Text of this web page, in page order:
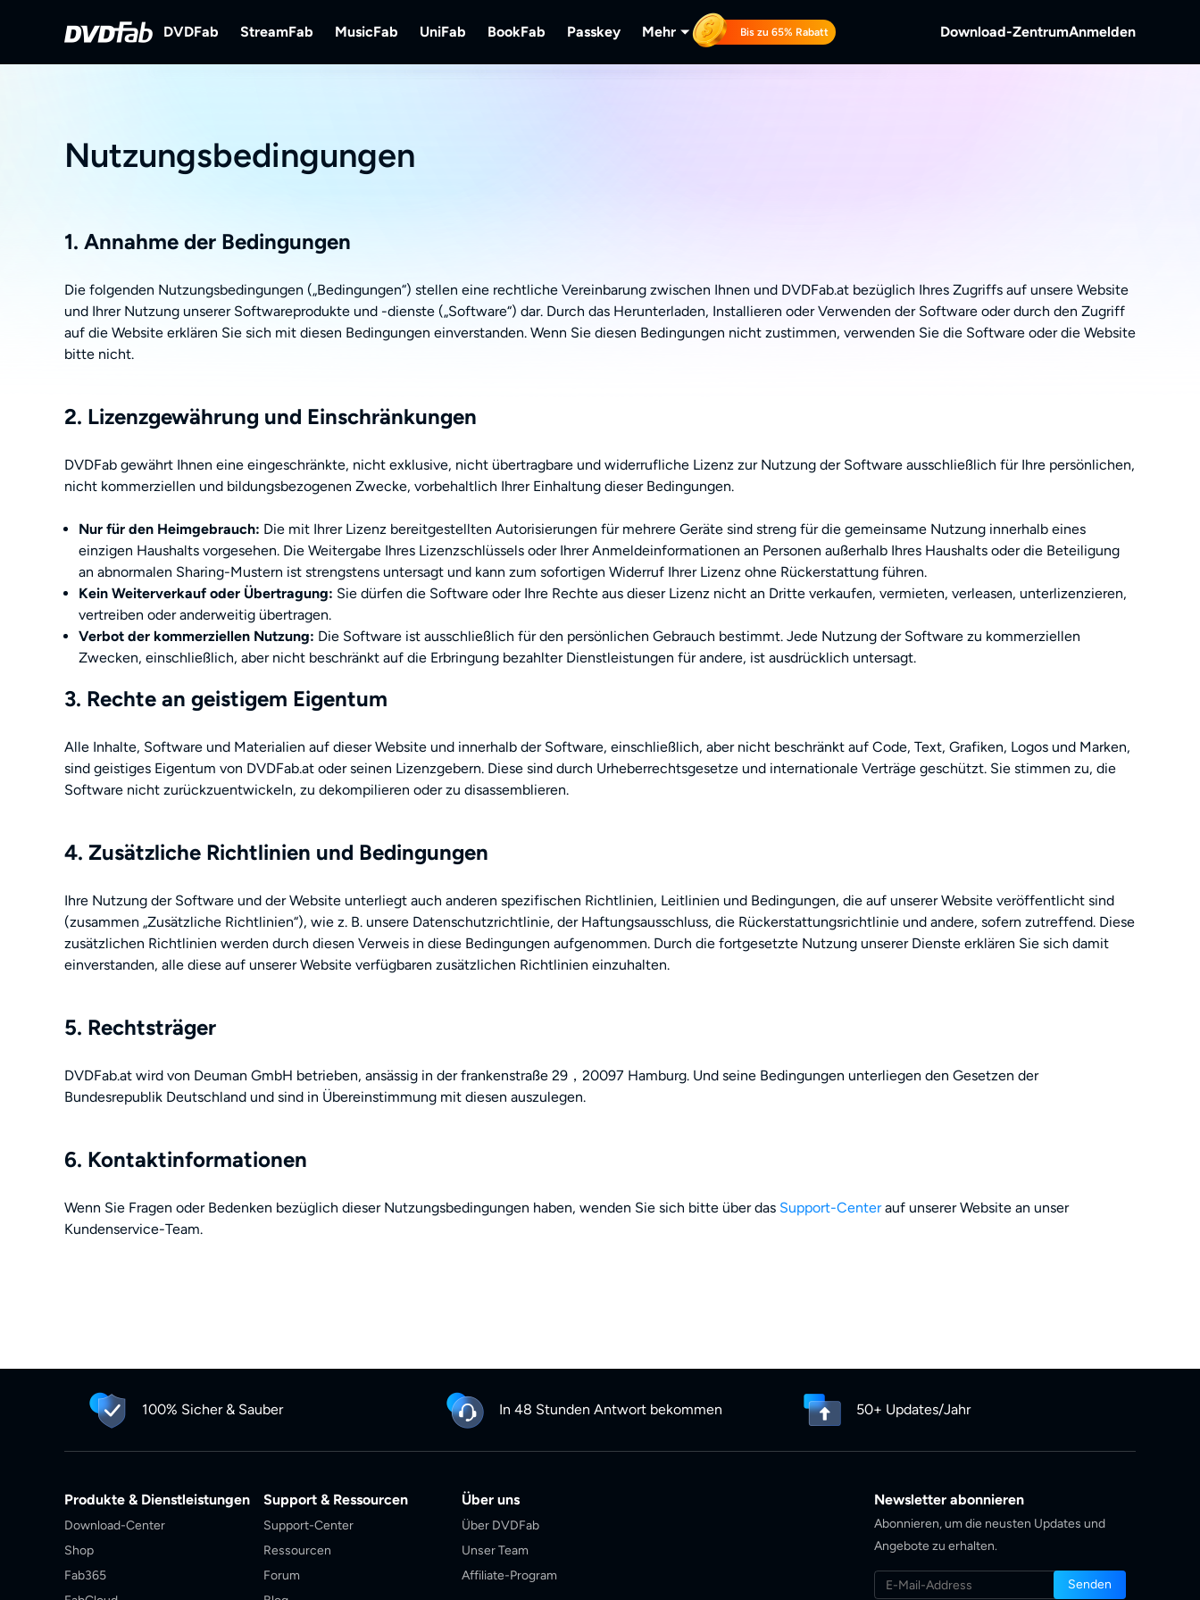
DVDFab StreamFab MusicFab UniFab BookFab Passkey Mehr Bis zu 65% Rabatt Download-ZentrumAnmelden
Nutzungsbedingungen
1. Annahme der Bedingungen
Die folgenden Nutzungsbedingungen („Bedingungen“) stellen eine rechtliche Vereinbarung zwischen Ihnen und DVDFab.at bezüglich Ihres Zugriffs auf unsere Website
und Ihrer Nutzung unserer Softwareprodukte und -dienste („Software“) dar. Durch das Herunterladen, Installieren oder Verwenden der Software oder durch den Zugriff
auf die Website erklären Sie sich mit diesen Bedingungen einverstanden. Wenn Sie diesen Bedingungen nicht zustimmen, verwenden Sie die Software oder die Website
bitte nicht.
2. Lizenzgewährung und Einschränkungen
DVDFab gewährt Ihnen eine eingeschränkte, nicht exklusive, nicht übertragbare und widerrufliche Lizenz zur Nutzung der Software ausschließlich für Ihre persönlichen,
nicht kommerziellen und bildungsbezogenen Zwecke, vorbehaltlich Ihrer Einhaltung dieser Bedingungen.
Nur für den Heimgebrauch: Die mit Ihrer Lizenz bereitgestellten Autorisierungen für mehrere Geräte sind streng für die gemeinsame Nutzung innerhalb eines
einzigen Haushalts vorgesehen. Die Weitergabe Ihres Lizenzschlüssels oder Ihrer Anmeldeinformationen an Personen außerhalb Ihres Haushalts oder die Beteiligung
an abnormalen Sharing-Mustern ist strengstens untersagt und kann zum sofortigen Widerruf Ihrer Lizenz ohne Rückerstattung führen.
Kein Weiterverkauf oder Übertragung: Sie dürfen die Software oder Ihre Rechte aus dieser Lizenz nicht an Dritte verkaufen, vermieten, verleasen, unterlizenzieren,
vertreiben oder anderweitig übertragen.
Verbot der kommerziellen Nutzung: Die Software ist ausschließlich für den persönlichen Gebrauch bestimmt. Jede Nutzung der Software zu kommerziellen
Zwecken, einschließlich, aber nicht beschränkt auf die Erbringung bezahlter Dienstleistungen für andere, ist ausdrücklich untersagt.
3. Rechte an geistigem Eigentum
Alle Inhalte, Software und Materialien auf dieser Website und innerhalb der Software, einschließlich, aber nicht beschränkt auf Code, Text, Grafiken, Logos und Marken,
sind geistiges Eigentum von DVDFab.at oder seinen Lizenzgebern. Diese sind durch Urheberrechtsgesetze und internationale Verträge geschützt. Sie stimmen zu, die
Software nicht zurückzuentwickeln, zu dekompilieren oder zu disassemblieren.
4. Zusätzliche Richtlinien und Bedingungen
Ihre Nutzung der Software und der Website unterliegt auch anderen spezifischen Richtlinien, Leitlinien und Bedingungen, die auf unserer Website veröffentlicht sind
(zusammen „Zusätzliche Richtlinien“), wie z. B. unsere Datenschutzrichtlinie, der Haftungsausschluss, die Rückerstattungsrichtlinie und andere, sofern zutreffend. Diese
zusätzlichen Richtlinien werden durch diesen Verweis in diese Bedingungen aufgenommen. Durch die fortgesetzte Nutzung unserer Dienste erklären Sie sich damit
einverstanden, alle diese auf unserer Website verfügbaren zusätzlichen Richtlinien einzuhalten.
5. Rechtsträger
DVDFab.at wird von Deuman GmbH betrieben, ansässig in der frankenstraße 29，20097 Hamburg. Und seine Bedingungen unterliegen den Gesetzen der
Bundesrepublik Deutschland und sind in Übereinstimmung mit diesen auszulegen.
6. Kontaktinformationen
Wenn Sie Fragen oder Bedenken bezüglich dieser Nutzungsbedingungen haben, wenden Sie sich bitte über das Support-Centerauf unserer Website an unser
Kundenservice-Team.
100% Sicher & Sauber In 48 Stunden Antwort bekommen 50+ Updates/Jahr
Produkte & Dienstleistungen
Download-Center
Shop
Fab365
Support & Ressourcen
Support-Center
Ressourcen
Forum
Über uns
Über DVDFab
Unser Team
Affiliate-Program
Newsletter abonnieren
Abonnieren, um die neusten Updates und
Angebote zu erhalten.
Senden